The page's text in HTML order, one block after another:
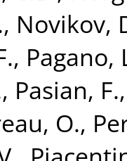
, Novikov,
, Pagano,
, Pasian, F.
O.,